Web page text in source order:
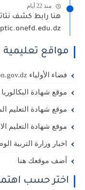
منذ 22 أيام
مواقع تعليمية
فضاء الأولياء tharwa.education.gov.dz
موقع شهادة البكالوريا 2026
موقع شهادة التعليم
موقع شهادة التعليم
اخبار وزارة التربية
أضف موقعك هنا
اختر حسب